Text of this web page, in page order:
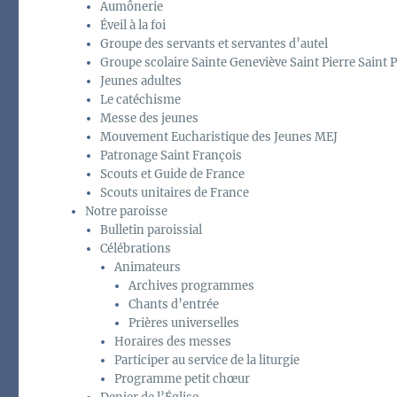
Aumônerie
Éveil à la foi
Groupe des servants et servantes d’autel
Groupe scolaire Sainte Geneviève Saint Pierre Saint
Jeunes adultes
Le catéchisme
Messe des jeunes
Mouvement Eucharistique des Jeunes MEJ
Patronage Saint François
Scouts et Guide de France
Scouts unitaires de France
Notre paroisse
Bulletin paroissial
Célébrations
Animateurs
Archives programmes
Chants d’entrée
Prières universelles
Horaires des messes
Participer au service de la liturgie
Programme petit chœur